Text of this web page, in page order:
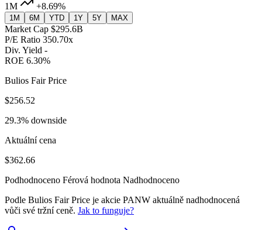
1M
+8.69%
1M 6M YTD 1Y 5Y MAX
Market Cap $295.6B
P/E Ratio 350.70x
Div. Yield -
ROE 6.30%
Bulios Fair Price
$256.52
29.3% downside
Aktuální cena
$362.66
Podhodnoceno Férová hodnota Nadhodnoceno
Podle Bulios Fair Price je akcie PANW aktuálně nadhodnocená
vůči své tržní ceně. Jak to funguje?